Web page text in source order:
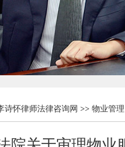
诗怀律师法律咨询网 >> 物业管理